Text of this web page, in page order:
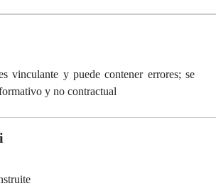
vinculante y puede contener errores; se
y no contractual